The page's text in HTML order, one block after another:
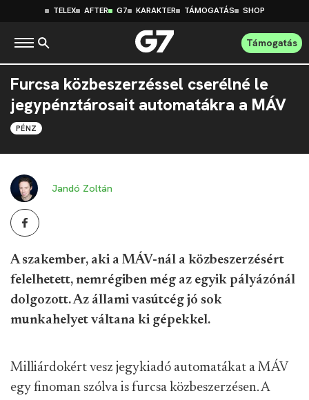
TELEX AFTER G7 KARAKTER TÁMOGATÁS SHOP
Támogatás
Furcsa közbeszerzéssel cserélné le
jegypénztárosait automatákra a MÁV
PÉNZ
Jandó Zoltán
A szakember, aki a MÁV-nál a közbeszerzésért
felelhetett, nemrégiben még az egyik pályázónál
dolgozott. Az állami vasútcég jó sok
munkahelyet váltana ki gépekkel.
Milliárdokért vesz jegykiadó automatákat a MÁV
egy finoman szólva is furcsa közbeszerzésen. A